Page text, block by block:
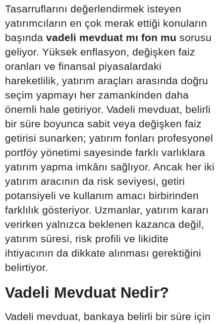
Tasarruflarını değerlendirmek isteyen
yatırımcıların en çok merak ettiği konuların
başında vadeli mevduat mı fon mu sorusu
geliyor. Yüksek enflasyon, değişken faiz
oranları ve finansal piyasalardaki
hareketlilik, yatırım araçları arasında doğru
seçim yapmayı her zamankinden daha
önemli hale getiriyor. Vadeli mevduat, belirli
bir süre boyunca sabit veya değişken faiz
getirisi sunarken; yatırım fonları profesyonel
portföy yönetimi sayesinde farklı varlıklara
yatırım yapma imkânı sağlıyor. Ancak her iki
yatırım aracının da risk seviyesi, getiri
potansiyeli ve kullanım amacı birbirinden
farklılık gösteriyor. Uzmanlar, yatırım kararı
verirken yalnızca beklenen kazanca değil,
yatırım süresi, risk profili ve likidite
ihtiyacının da dikkate alınması gerektiğini
belirtiyor.
Vadeli Mevduat Nedir?
Vadeli mevduat, bankaya belirli bir süre için